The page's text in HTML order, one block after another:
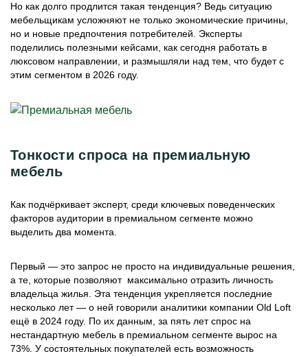
Но как долго продлится такая тенденция? Ведь ситуацию
мебельщикам усложняют не только экономические причины,
но и новые предпочтения потребителей. Эксперты
поделились полезными кейсами, как сегодня работать в
люксовом направлении, и размышляли над тем, что будет с
этим сегментом в 2026 году.
Тонкости спроса на премиальную
мебель
Как подчёркивает эксперт, среди ключевых поведенческих
факторов аудитории в премиальном сегменте можно
выделить два момента.
Первый — это запрос не просто на индивидуальные решения,
а те, которые позволяют максимально отразить личность
владельца жилья. Эта тенденция укрепляется последние
несколько лет — о ней говорили аналитики компании Old Loft
ещё в 2024 году. По их данным, за пять лет спрос на
нестандартную мебель в премиальном сегменте вырос на
73%. У состоятельных покупателей есть возможность